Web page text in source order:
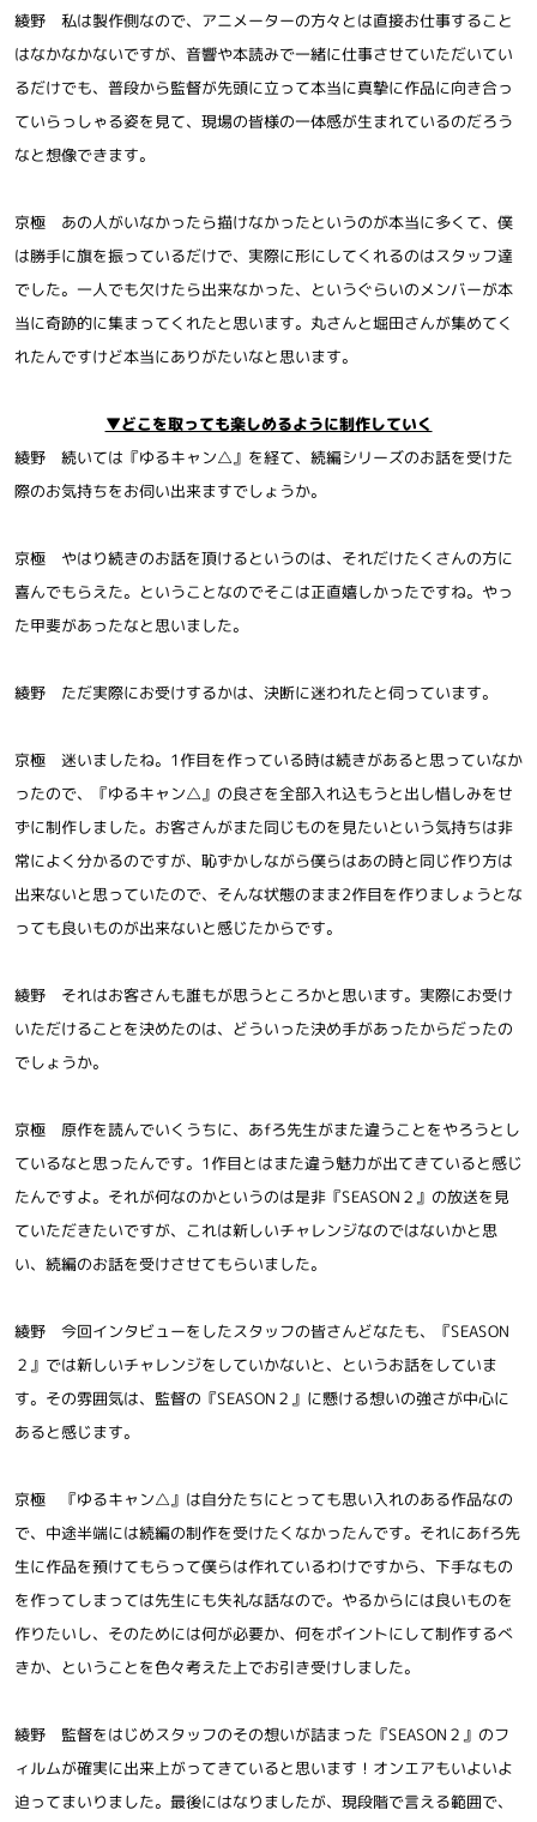
綾野 私は製作側なので、アニメーターの方々とは直接お仕事すること
はなかなかないですが、音響や本読みで一緒に仕事させていただいてい
るだけでも、普段から監督が先頭に立って本当に真摯に作品に向き合っ
ていらっしゃる姿を見て、現場の皆様の一体感が生まれているのだろう
なと想像できます。
京極 あの人がいなかったら描けなかったというのが本当に多くて、僕
は勝手に旗を振っているだけで、実際に形にしてくれるのはスタッフ達
でした。一人でも欠けたら出来なかった、というぐらいのメンバーが本
当に奇跡的に集まってくれたと思います。丸さんと堀田さんが集めてく
れたんですけど本当にありがたいなと思います。
▼どこを取っても楽しめるように制作していく
綾野 続いては『ゆるキャン△』を経て、続編シリーズのお話を受けた
際のお気持ちをお伺い出来ますでしょうか。
京極 やはり続きのお話を頂けるというのは、それだけたくさんの方に
喜んでもらえた。ということなのでそこは正直嬉しかったですね。やっ
た甲斐があったなと思いました。
綾野 ただ実際にお受けするかは、決断に迷われたと伺っています。
京極 迷いましたね。1作目を作っている時は続きがあると思っていなか
ったので、『ゆるキャン△』の良さを全部入れ込もうと出し惜しみをせ
ずに制作しました。お客さんがまた同じものを見たいという気持ちは非
常によく分かるのですが、恥ずかしながら僕らはあの時と同じ作り方は
出来ないと思っていたので、そんな状態のまま2作目を作りましょうとな
っても良いものが出来ないと感じたからです。
綾野 それはお客さんも誰もが思うところかと思います。実際にお受け
いただけることを決めたのは、どういった決め手があったからだったの
でしょうか。
京極 原作を読んでいくうちに、あfろ先生がまた違うことをやろうとし
ているなと思ったんです。1作目とはまた違う魅力が出てきていると感じ
たんですよ。それが何なのかというのは是非『SEASON２』の放送を見
ていただきたいですが、これは新しいチャレンジなのではないかと思
い、続編のお話を受けさせてもらいました。
綾野 今回インタビューをしたスタッフの皆さんどなたも、『SEASON
２』では新しいチャレンジをしていかないと、というお話をしていま
す。その雰囲気は、監督の『SEASON２』に懸ける想いの強さが中心に
あると感じます。
京極 『ゆるキャン△』は自分たちにとっても思い入れのある作品なの
で、中途半端には続編の制作を受けたくなかったんです。それにあfろ先
生に作品を預けてもらって僕らは作れているわけですから、下手なもの
を作ってしまっては先生にも失礼な話なので。やるからには良いものを
作りたいし、そのためには何が必要か、何をポイントにして制作するべ
きか、ということを色々考えた上でお引き受けしました。
綾野 監督をはじめスタッフのその想いが詰まった『SEASON２』のフ
ィルムが確実に出来上がってきていると思います！オンエアもいよいよ
迫ってまいりました。最後にはなりましたが、現段階で言える範囲で、